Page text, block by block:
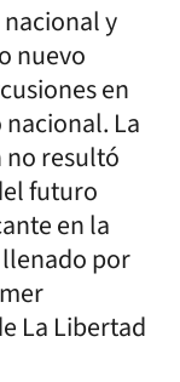
y
nuevo
en
La
no resultó
futuro
en la
llenado por
La Libertad